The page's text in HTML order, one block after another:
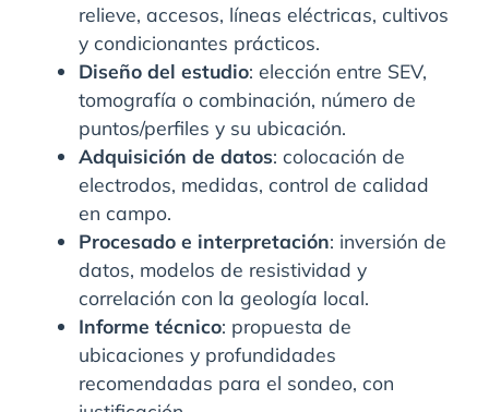
relieve, accesos, líneas eléctricas, cultivos
y condicionantes prácticos.
Diseño del estudio: elección entre SEV,
tomografía o combinación, número de
puntos/perfiles y su ubicación.
Adquisición de datos: colocación de
electrodos, medidas, control de calidad
en campo.
Procesado e interpretación: inversión de
datos, modelos de resistividad y
correlación con la geología local.
Informe técnico: propuesta de
ubicaciones y profundidades
recomendadas para el sondeo, con